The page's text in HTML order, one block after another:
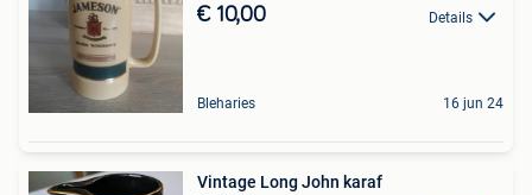
€ 10,00 Details
Bleharies 16 jun 24
Vintage Long John karaf